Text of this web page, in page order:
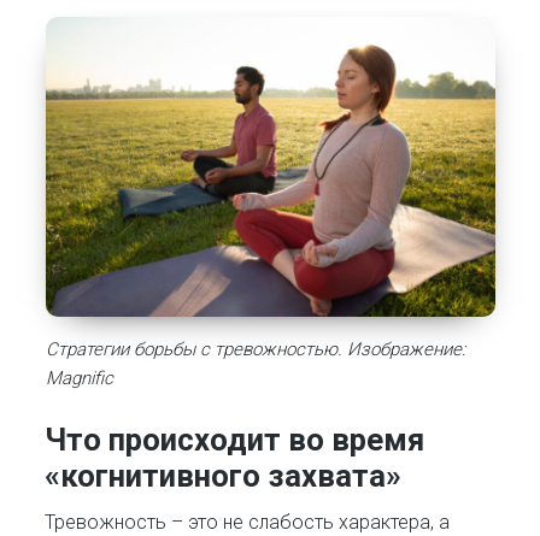
Стратегии борьбы с тревожностью. Изображение:
Magnific
Что происходит во время
«когнитивного захвата»
Тревожность – это не слабость характера, а